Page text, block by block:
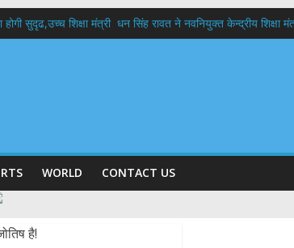
सुदृढ,उच्च शिक्षा मंत्री धन सिंह रावत ने नवनियुक्त केन्द्रीय शिक्षा
कारीगरों को किया सम्मानित
WORLD CONTACT US